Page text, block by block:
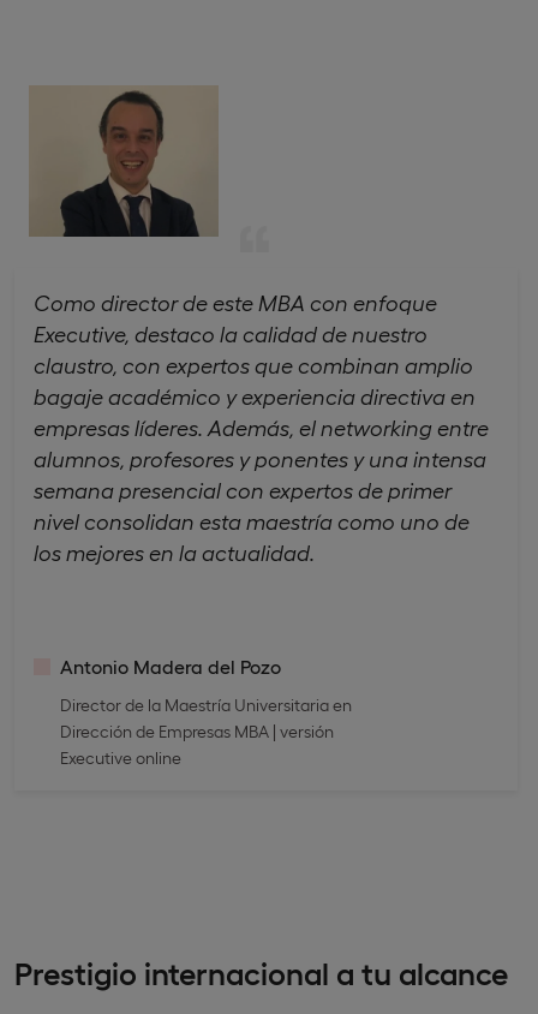
Como director de este MBA con enfoque
Executive, destaco la calidad de nuestro
claustro, con expertos que combinan amplio
bagaje académico y experiencia directiva en
empresas líderes. Además, el networking entre
alumnos, profesores y ponentes y una intensa
semana presencial con expertos de primer
nivel consolidan esta maestría como uno de
los mejores en la actualidad.
Antonio Madera del Pozo
Director de la Maestría Universitaria en
Dirección de Empresas MBA | versión
Executive online
Prestigio internacional a tu alcance